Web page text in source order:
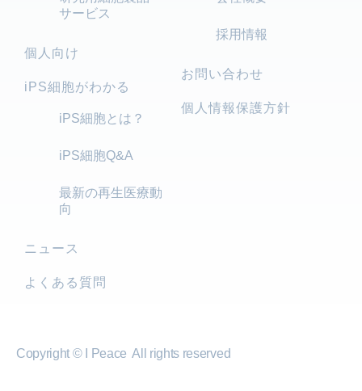
サービス
個人向け
iPS細胞がわかる
iPS細胞とは？
iPS細胞Q&A
最新の再生医療動
向
ニュース
よくある質問
採用情報
お問い合わせ
個人情報保護方針
Copyright © I Peace All rights reserved